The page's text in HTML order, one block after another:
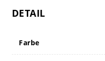
DETAIL
Farbe